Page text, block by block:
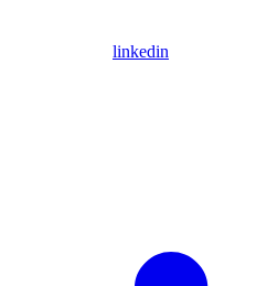
linkedin